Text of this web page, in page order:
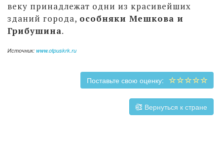
веку принадлежат одни из красивейших
зданий города, особняки Мешкова и
Грибушина.
Источник: www.otpuskrk.ru
Поставьте свою оценку:
Вернуться к стране